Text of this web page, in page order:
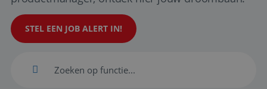
STEL EEN JOB ALERT IN!